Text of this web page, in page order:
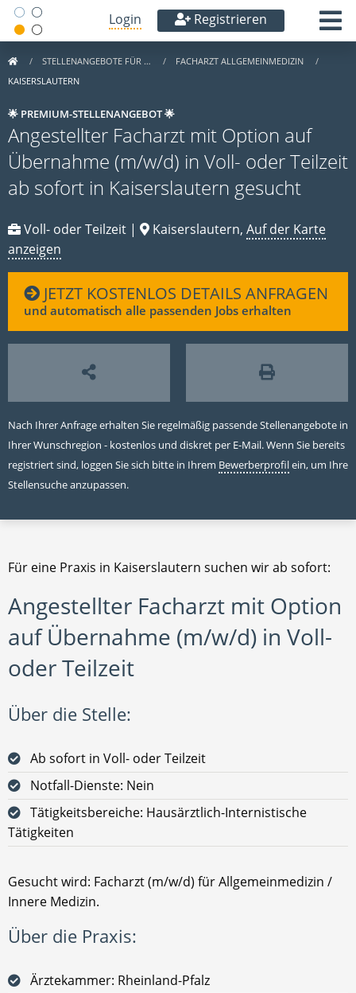
Login Registrieren
STELLENANGEBOTE FÜR …
FACHARZT ALLGEMEINMEDIZIN
KAISERSLAUTERN
🌟 PREMIUM-STELLENANGEBOT 🌟
Angestellter Facharzt mit Option auf
Übernahme (m/w/d) in Voll- oder Teilzeit
ab sofort in Kaiserslautern gesucht
Voll- oder Teilzeit | Kaiserslautern, Auf der Karte
anzeigen
JETZT KOSTENLOS DETAILS ANFRAGEN
und automatisch alle passenden Jobs erhalten
Nach Ihrer Anfrage erhalten Sie regelmäßig passende Stellenangebote in
Ihrer Wunschregion - kostenlos und diskret per E-Mail. Wenn Sie bereits
registriert sind, loggen Sie sich bitte in Ihrem Bewerberprofilein, um Ihre
Stellensuche anzupassen.
Für eine Praxis in Kaiserslautern suchen wir ab sofort:
Angestellter Facharzt mit Option
auf Übernahme (m/w/d) in Voll-
oder Teilzeit
Über die Stelle:
Ab sofort in Voll- oder Teilzeit
Notfall-Dienste: Nein
Tätigkeitsbereiche: Hausärztlich-Internistische
Tätigkeiten
Gesucht wird: Facharzt (m/w/d) für Allgemeinmedizin /
Innere Medizin.
Über die Praxis:
Ärztekammer: Rheinland-Pfalz